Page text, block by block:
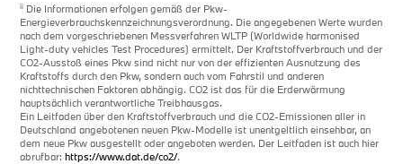
ii Die Informationen erfolgen gemäß der Pkw-
Energieverbrauchskennzeichnungsverordnung. Die angegebenen Werte wurden
nach dem vorgeschriebenen Messverfahren WLTP (Worldwide harmonised
Light-duty vehicles Test Procedures) ermittelt. Der Kraftstoffverbrauch und der
CO2-Ausstoß eines Pkw sind nicht nur von der effizienten Ausnutzung des
Kraftstoffs durch den Pkw, sondern auch vom Fahrstil und anderen
nichttechnischen Faktoren abhängig. CO2 ist das für die Erderwärmung
hauptsächlich verantwortliche Treibhausgas.
Ein Leitfaden über den Kraftstoffverbrauch und die CO2-Emissionen aller in
Deutschland angebotenen neuen Pkw-Modelle ist unentgeltlich einsehbar, an
dem neue Pkw ausgestellt oder angeboten werden. Der Leitfaden ist auch hier
abrufbar:https://www.dat.de/co2/.